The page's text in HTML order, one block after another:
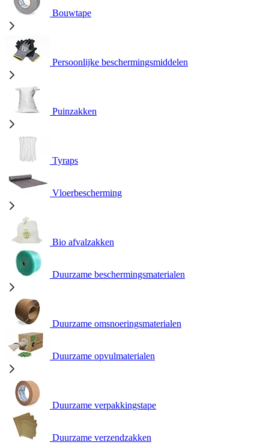
Bouwtape
Persoonlijke beschermingsmiddelen
Puinzakken
Tyraps
Vloerbescherming
Bio afvalzakken
Duurzame beschermingsmaterialen
Duurzame omsnoeringsmaterialen
Duurzame opvulmaterialen
Duurzame verpakkingstape
Duurzame verzendzakken